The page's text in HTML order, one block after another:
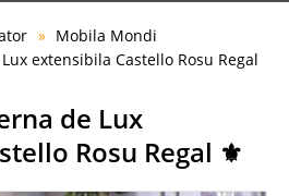
Mobila Mondi
extensibila Castello Rosu Regal
de Lux
Rosu Regal ⚜️